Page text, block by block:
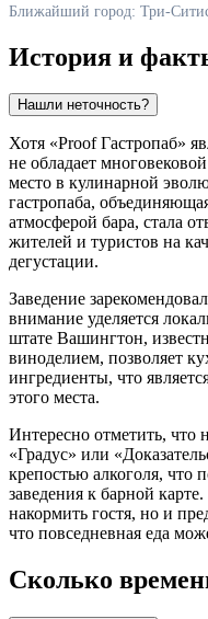
Ближайший город: Три-
История и
Нашли неточность?
Хотя «Proof Гастропаб»
не обладает
место в кулинарной
гастропаба,
атмосферой бара, стала
жителей и туристов на
дегустации.
Заведение
внимание уделяется
штате Вашингтон,
виноделием, позволяет
ингредиенты, что
этого места.
Интересно отметить, что
«Градус» или
крепостью алкоголя, что
заведения к барной
накормить гостя, но и
что повседневная еда
Сколько